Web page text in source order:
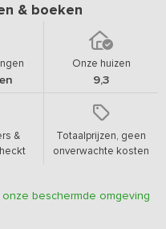
& boeken
Onze huizen
9,3
&
Totaalprijzen, geen
onverwachte kosten
beschermde omgeving